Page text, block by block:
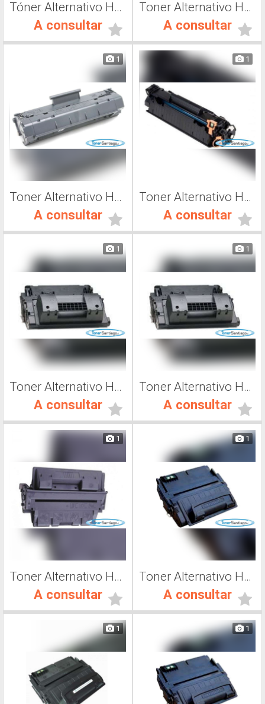
Tóner Alternativo Hp 92298A, Tóner Impresora Láser
A consultar
Toner Alternativo Hp C4096A, Toner Impresora Láser
A consultar
1
Toner Alternativo Hp C4092A, Toner Impresora Láser
A consultar
1
Toner Alternativo Hp CE278A, Toner Impresora Láser
A consultar
1
Toner Alternativo Hp CC364X, Toner Impresora Láser
A consultar
1
Toner Alternativo Hp CC364A, Toner Impresora Láser
A consultar
1
Toner Alternativo Hp C8061X, Toner Impresora Láser
A consultar
1
Toner Alternativo Hp Q5942A, Toner Impresora Láser
A consultar
1 1